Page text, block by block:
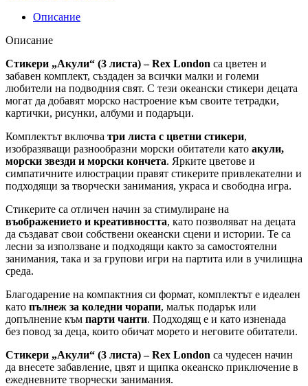
Описание
Описание
Стикери „Акули“ (3 листа) – Rex London са цветен и
забавен комплект, създаден за всички малки и големи
любители на подводния свят. С тези океански стикери децата
могат да добавят морско настроение към своите тетрадки,
картички, рисунки, албуми и подаръци.
Комплектът включва три листа с цветни стикери,
изобразяващи разнообразни морски обитатели като акули,
морски звезди и морски кончета. Ярките цветове и
симпатичните илюстрации правят стикерите привлекателни и
подходящи за творчески занимания, украса и свободна игра.
Стикерите са отличен начин за стимулиране на
въображението и креативността, като позволяват на децата
да създават свои собствени океански сцени и истории. Те са
лесни за използване и подходящи както за самостоятелни
занимания, така и за групови игри на партита или в училищна
среда.
Благодарение на компактния си формат, комплектът е идеален
като пълнеж за коледни чорапи, малък подарък или
допълнение към парти чанти. Подходящ е и като изненада
без повод за деца, които обичат морето и неговите обитатели.
Стикери „Акули“ (3 листа) – Rex London са чудесен начин
да внесете забавление, цвят и щипка океанско приключение в
ежедневните творчески занимания.